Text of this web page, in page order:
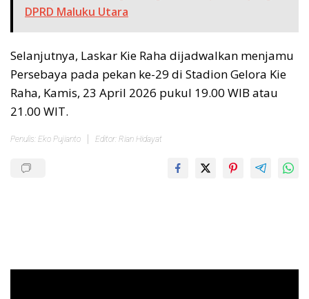
DPRD Maluku Utara
Selanjutnya, Laskar Kie Raha dijadwalkan menjamu
Persebaya pada pekan ke-29 di Stadion Gelora Kie
Raha, Kamis, 23 April 2026 pukul 19.00 WIB atau
21.00 WIT.
Penulis: Eko Pujianto Editor: Rian Hidayat